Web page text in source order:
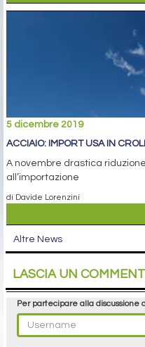
5 dicembre 2019
ACCIAIO: IMPORT USA IN
A novembre drastica
all’importazione
di Davide Lorenzini
Altre News
LASCIA UN
Per partecipare alla discussione